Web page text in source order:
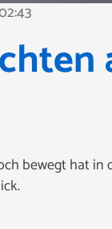
bewegt hat